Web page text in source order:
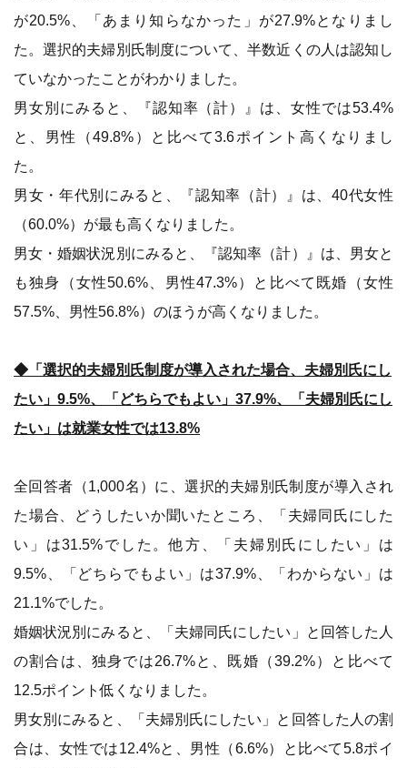
が20.5%、「あまり知らなかった」が27.9%となりまし
た。選択的夫婦別氏制度について、半数近くの人は認知し
ていなかったことがわかりました。
男女別にみると、『認知率（計）』は、女性では53.4%
と、男性（49.8%）と比べて3.6ポイント高くなりまし
た。
男女・年代別にみると、『認知率（計）』は、40代女性
（60.0%）が最も高くなりました。
男女・婚姻状況別にみると、『認知率（計）』は、男女と
も独身（女性50.6%、男性47.3%）と比べて既婚（女性
57.5%、男性56.8%）のほうが高くなりました。
◆「選択的夫婦別氏制度が導入された場合、夫婦別氏にし
たい」9.5%、「どちらでもよい」37.9%、「夫婦別氏にし
たい」は就業女性では13.8%
全回答者（1,000名）に、選択的夫婦別氏制度が導入され
た場合、どうしたいか聞いたところ、「夫婦同氏にした
い」は31.5%でした。他方、「夫婦別氏にしたい」は
9.5%、「どちらでもよい」は37.9%、「わからない」は
21.1%でした。
婚姻状況別にみると、「夫婦同氏にしたい」と回答した人
の割合は、独身では26.7%と、既婚（39.2%）と比べて
12.5ポイント低くなりました。
男女別にみると、「夫婦別氏にしたい」と回答した人の割
合は、女性では12.4%と、男性（6.6%）と比べて5.8ポイ